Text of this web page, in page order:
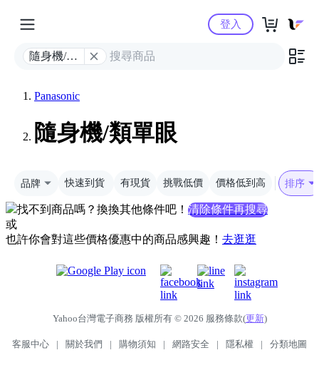
Yahoo購物中心
隨身機/類
登入
Panasonic
隨身機/類單眼
品牌 快速到貨 有現貨 挑戰低價 價格低到高 排序
找不到商品嗎？換換其他條件吧！ 清除條件再搜尋
或
也許你會對這些價格優惠中的商品感興趣！ 去逛逛
Yahoo台灣電子商務 版權所有 © 2026 服務條款(更新)
客服中心 | 關於我們 | 購物須知 | 網路安全 | 隱私權 | 分類地圖